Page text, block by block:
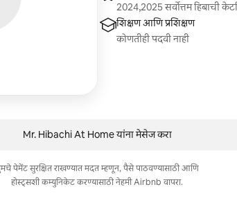
2024,2025 सर्वोत्तम हिबाची
शिक्षण आणि प्रशिक्षण
कोणतीही पदवी नाही
Mr. Hibachi At Home यांना मेसेज करा
पेमेंट सुरक्षित राखण्यात मदत म्हणून, पैसे पाठवण्यासाठी आणि
होस्ट्सशी कम्युनिकेट करण्यासाठी नेहमी Airbnb वापरा.